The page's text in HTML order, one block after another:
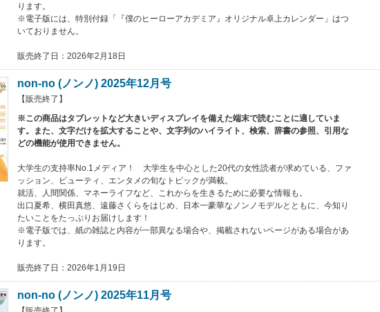
ります。
※電子版には、特別付録「『僕のヒーローアカデミア』オリジナル卓上カレンダー」はつ
いておりません。
販売終了日：2026年2月18日
non-no (ノンノ) 2025年12月号
【販売終了】
※この商品はタブレットなど大きいディスプレイを備えた端末で読むことに適していま
す。また、文字だけを拡大することや、文字列のハイライト、検索、辞書の参照、引用な
どの機能が使用できません。
大学生の支持率No.1メディア！ 大学生を中心とした20代の女性読者が求めている、ファ
ッション、ビューティ、エンタメの旬なトピックが満載。
就活、人間関係、マネーライフなど、これからを生きるために必要な情報も。
出口夏希、横田真悠、遠藤さくらをはじめ、日本一豪華なノンノモデルとともに、今知り
たいことをたっぷりお届けします！
※電子版では、紙の雑誌と内容が一部異なる場合や、掲載されないページがある場合があ
ります。
販売終了日：2026年1月19日
non-no (ノンノ) 2025年11月号